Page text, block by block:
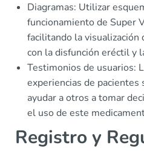
Diagramas: Utilizar
funcionamiento de Super
facilitando la visualización
con la disfunción eréctil y
Testimonios de usuarios:
experiencias de pacientes
ayudar a otros a tomar
el uso de este
Registro y